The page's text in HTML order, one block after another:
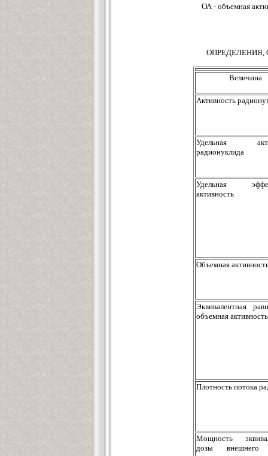
ОА - объемная
ОПРЕДЕЛЕНИЯ,
Величина
Активность
Удельная
радионуклида
Удельная
активность
Объемная
Эквивалентная
объемная
Плотность потока
Мощность
дозы внешнего